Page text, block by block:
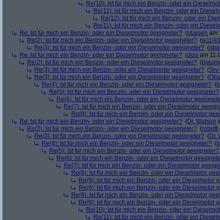
Re(10): Ist für mich ein Benzin- oder ein
Re(11): Ist für mich ein Benzin- oder ein
Re(12): Ist für mich ein Benzin- oder ein
Re(11): Ist für mich ein Benzin- oder ein
Re: Ist für mich ein Benzin- oder ein Dieselmotor geeigneter? (obageh am
Re(2): Ist für mich ein Benzin- oder ein Dieselmotor geeigneter? (w114/
Re(3): Ist für mich ein Benzin- oder ein Dieselmotor geeigneter? (
Re: Ist für mich ein Benzin- oder ein Dieselmotor geeigneter? (dizo am
Re(2): Ist für mich ein Benzin- oder ein Dieselmotor geeigneter? (
Re(3): Ist für mich ein Benzin- oder ein Dieselmotor geeigneter? (
Re(3): Ist für mich ein Benzin- oder ein Dieselmotor geeigneter? (
Re(4): Ist für mich ein Benzin- oder ein Dieselmotor geeigneter? (
Re(5): Ist für mich ein Benzin- oder ein Dieselmotor geeigneter?
Re(6): Ist für mich ein Benzin- oder ein Dieselmotor
Re(7): Ist für mich ein Benzin- oder ein Dieselmotor
Re(8): Ist für mich ein Benzin- oder ein Dieselmotor
Re: Ist für mich ein Benzin- oder ein Dieselmotor geeigneter? (Dr. Watson
Re(2): Ist für mich ein Benzin- oder ein Dieselmotor geeigneter? (robotti
Re(3): Ist für mich ein Benzin- oder ein Dieselmotor geeigneter? (Dr.
Re(4): Ist für mich ein Benzin- oder ein Dieselmotor geeigneter? (
Re(5): Ist für mich ein Benzin- oder ein Dieselmotor geeigneter?
Re(6): Ist für mich ein Benzin- oder ein Dieselmotor
Re(7): Ist für mich ein Benzin- oder ein Dieselmotor
Re(8): Ist für mich ein Benzin- oder ein Dieselmotor
Re(9): Ist für mich ein Benzin- oder ein Dieselmotor
Re(9): Ist für mich ein Benzin- oder ein Dieselmotor
Re(8): Ist für mich ein Benzin- oder ein Dieselmotor
Re(9): Ist für mich ein Benzin- oder ein Dieselmotor
Re(10): Ist für mich ein Benzin- oder ein
Re(11): Ist für mich ein Benzin- oder ein